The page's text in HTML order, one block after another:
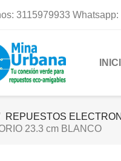
3115979933
REPUESTOS
23.3 cm BLANCO